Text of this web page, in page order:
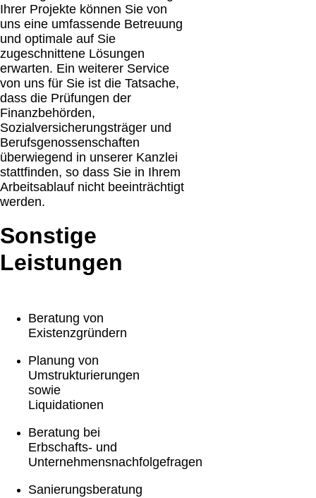
Ihrer Projekte können Sie von
uns eine umfassende Betreuung
und optimale auf Sie
zugeschnittene Lösungen
erwarten. Ein weiterer Service
von uns für Sie ist die Tatsache,
dass die Prüfungen der
Finanzbehörden,
Sozialversicherungsträger und
Berufsgenossenschaften
überwiegend in unserer Kanzlei
stattfinden, so dass Sie in Ihrem
Arbeitsablauf nicht beeinträchtigt
werden.
Sonstige
Leistungen
Beratung von
Existenzgründern
Planung von
Umstrukturierungen
sowie
Liquidationen
Beratung bei
Erbschafts- und
Unternehmensnachfolgefragen
Sanierungsberatung